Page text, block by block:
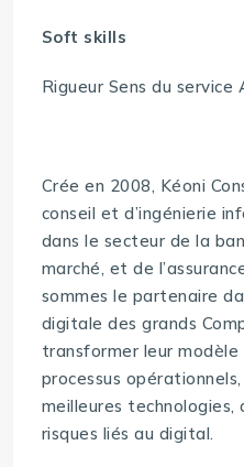
Soft skills
Rigueur Sens du service
Crée en 2008, Kéoni
conseil et d’ingénierie
dans le secteur de la
marché, et de
sommes le partenaire
digitale des grands
transformer leur modèle
processus
meilleures
risques liés au digital.